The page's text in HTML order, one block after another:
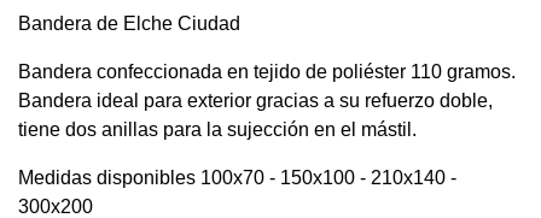
Bandera de Elche Ciudad
Bandera confeccionada en tejido de poliéster 110 gramos.
Bandera ideal para exterior gracias a su refuerzo doble,
tiene dos anillas para la sujección en el mástil.
Medidas disponibles 100x70 - 150x100 - 210x140 -
300x200